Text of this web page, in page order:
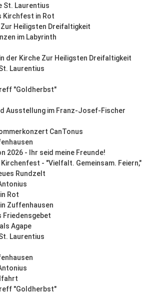
St. Laurentius
Kirchfest in Rot
Heiligsten Dreifaltigkeit
im Labyrinth
der Kirche Zur Heiligsten Dreifaltigkeit
Laurentius
"Goldherbst"
Ausstellung im Franz-Josef-Fischer
CanTonus
2026 - Ihr seid meine Freunde!
- "Vielfalt. Gemeinsam. Feiern,"
Rundzelt
Rot
Zuffenhausen
Friedensgebet
Agape
Laurentius
"Goldherbst"